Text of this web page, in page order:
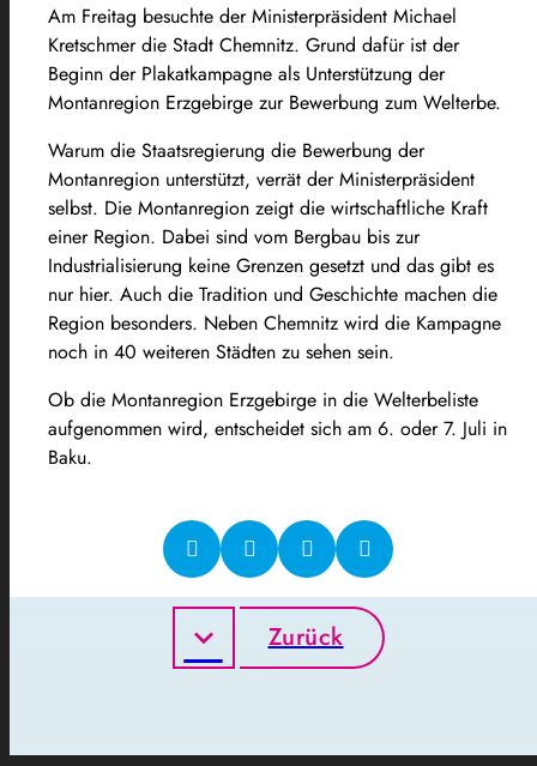
Am Freitag besuchte der Ministerpräsident Michael
Kretschmer die Stadt Chemnitz. Grund dafür ist der
Beginn der Plakatkampagne als Unterstützung der
Montanregion Erzgebirge zur Bewerbung zum Welterbe.
Warum die Staatsregierung die Bewerbung der
Montanregion unterstützt, verrät der Ministerpräsident
selbst. Die Montanregion zeigt die wirtschaftliche Kraft
einer Region. Dabei sind vom Bergbau bis zur
Industrialisierung keine Grenzen gesetzt und das gibt es
nur hier. Auch die Tradition und Geschichte machen die
Region besonders. Neben Chemnitz wird die Kampagne
noch in 40 weiteren Städten zu sehen sein.
Ob die Montanregion Erzgebirge in die Welterbeliste
aufgenommen wird, entscheidet sich am 6. oder 7. Juli in
Baku.
Zurück